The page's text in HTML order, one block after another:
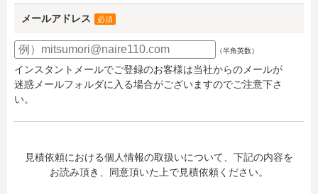
メールアドレス 必須
（半角英数）
インスタントメールでご登録のお客様は当社からのメールが
迷惑メールフォルダに入る場合がございますのでご注意下さ
い。
見積依頼における個人情報の取扱いについて、下記の内容を
お読み頂き、同意頂いた上で見積依頼ください。